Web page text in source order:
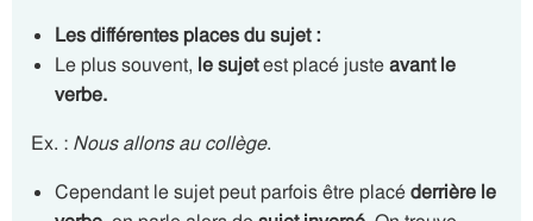
Les différentes places du sujet :
Le plus souvent, le sujetest placé justeavant le
verbe.
Ex. : Nous allons au collège.
Cependant le sujet peut parfois être placéderrière le